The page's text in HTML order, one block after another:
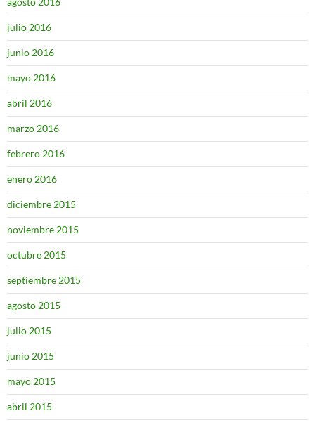
julio 2016
junio 2016
mayo 2016
abril 2016
marzo 2016
febrero 2016
enero 2016
diciembre 2015
noviembre 2015
octubre 2015
septiembre 2015
agosto 2015
julio 2015
junio 2015
mayo 2015
abril 2015